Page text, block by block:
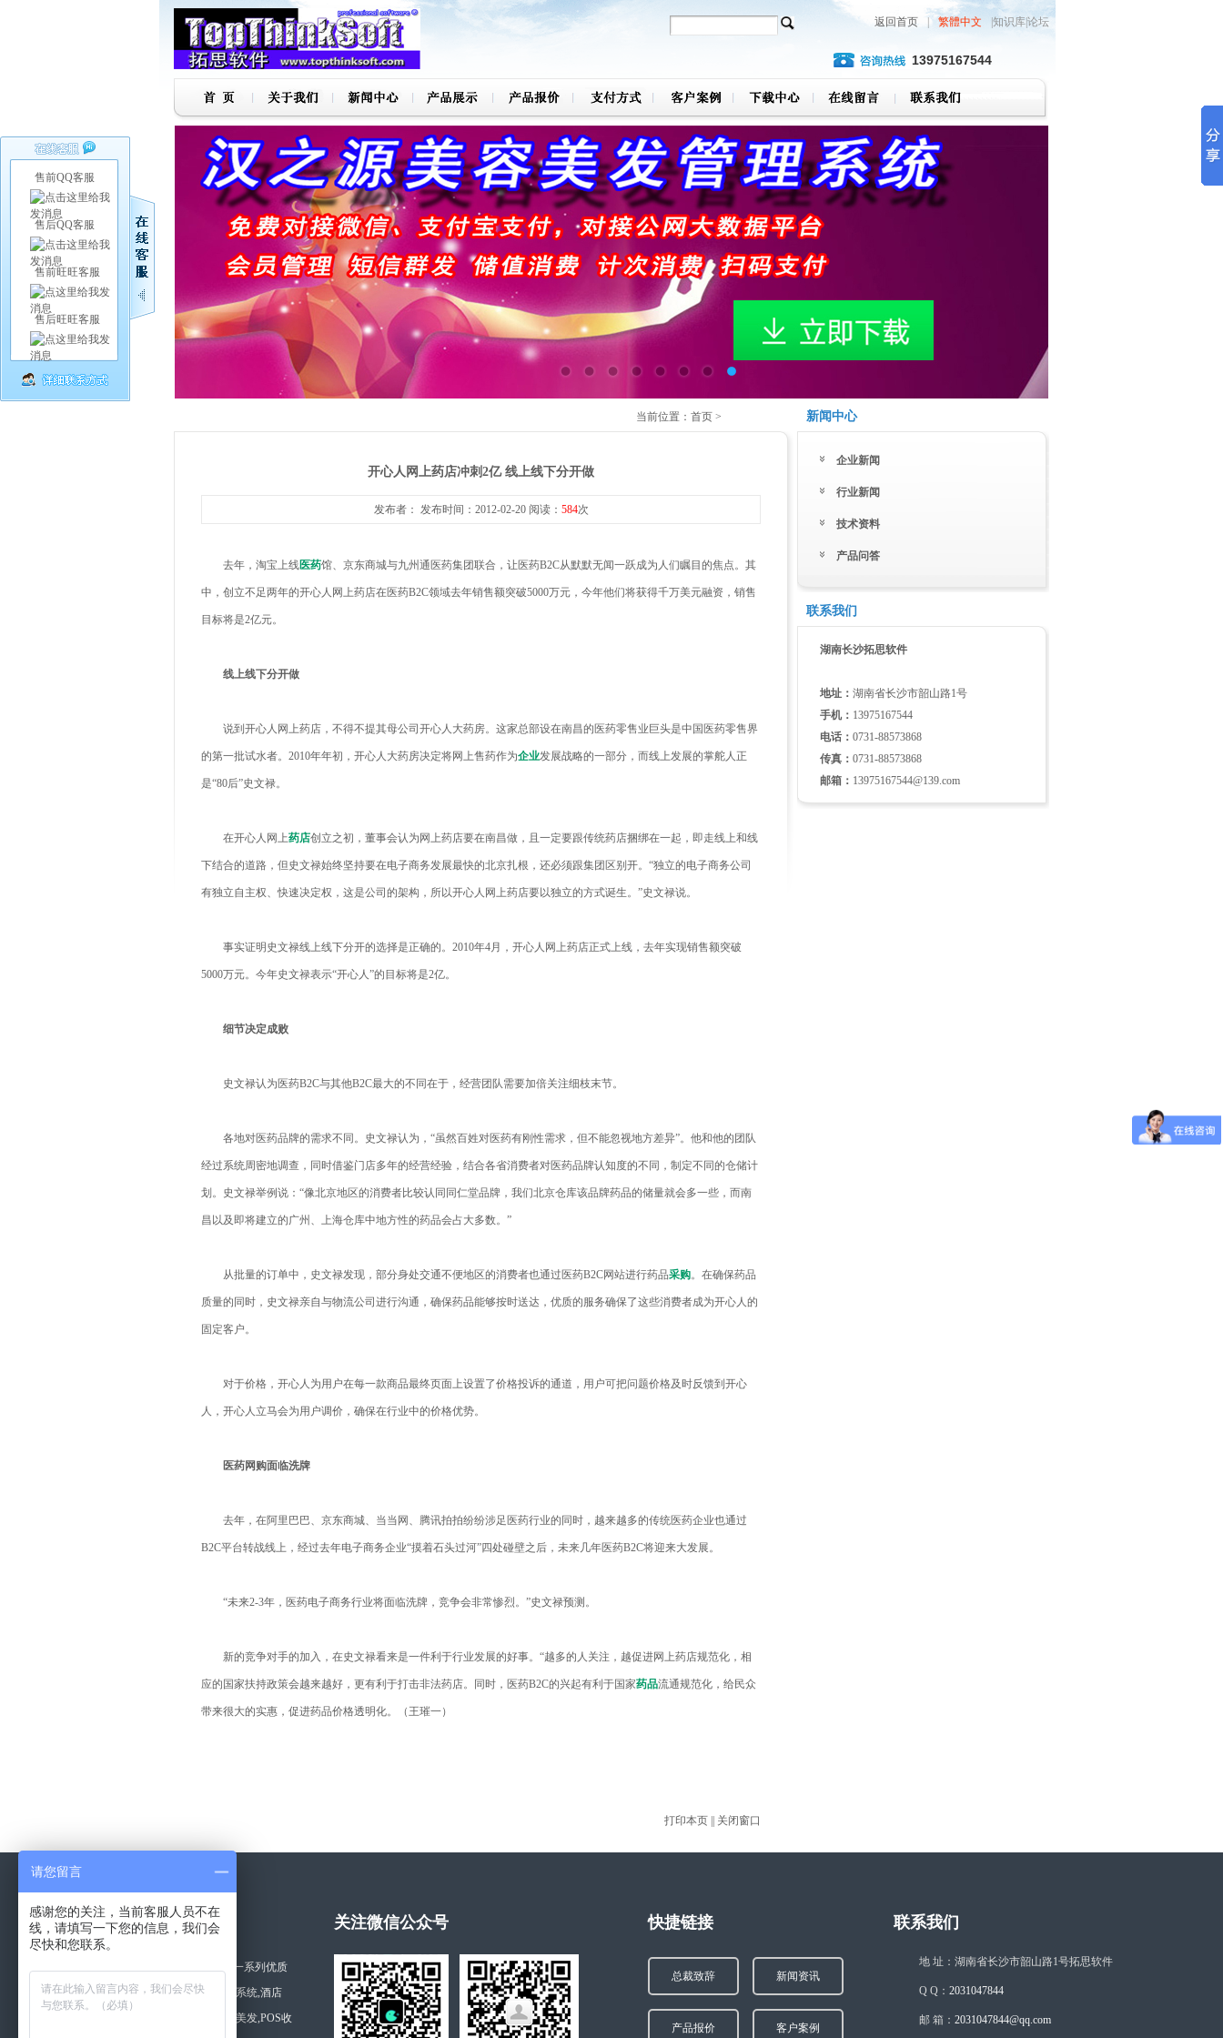
返回首页 繁體中文 |知识库|论坛
13975167544
当前位置：首页 >
开心人网上药店冲刺2亿 线上线下分开做
发布者： 发布时间：2012-02-20 阅读： 584次
去年，淘宝上线医药馆、京东商城与九州通医药集团联合，让医药B2C从默默无闻一跃成为人们瞩目的焦点。其
中，创立不足两年的开心人网上药店在医药B2C领域去年销售额突破5000万元，今年他们将获得千万美元融资，销售
目标将是2亿元。
线上线下分开做
说到开心人网上药店，不得不提其母公司开心人大药房。这家总部设在南昌的医药零售业巨头是中国医药零售界
的第一批试水者。2010年年初，开心人大药房决定将网上售药作为企业发展战略的一部分，而线上发展的掌舵人正
是“80后”史文禄。
在开心人网上药店创立之初，董事会认为网上药店要在南昌做，且一定要跟传统药店捆绑在一起，即走线上和线
下结合的道路，但史文禄始终坚持要在电子商务发展最快的北京扎根，还必须跟集团区别开。“独立的电子商务公司
有独立自主权、快速决定权，这是公司的架构，所以开心人网上药店要以独立的方式诞生。”史文禄说。
事实证明史文禄线上线下分开的选择是正确的。2010年4月，开心人网上药店正式上线，去年实现销售额突破
5000万元。今年史文禄表示“开心人”的目标将是2亿。
细节决定成败
史文禄认为医药B2C与其他B2C最大的不同在于，经营团队需要加倍关注细枝末节。
各地对医药品牌的需求不同。史文禄认为，“虽然百姓对医药有刚性需求，但不能忽视地方差异”。他和他的团队
经过系统周密地调查，同时借鉴门店多年的经营经验，结合各省消费者对医药品牌认知度的不同，制定不同的仓储计
划。史文禄举例说：“像北京地区的消费者比较认同同仁堂品牌，我们北京仓库该品牌药品的储量就会多一些，而南
昌以及即将建立的广州、上海仓库中地方性的药品会占大多数。”
从批量的订单中，史文禄发现，部分身处交通不便地区的消费者也通过医药B2C网站进行药品采购。在确保药品
质量的同时，史文禄亲自与物流公司进行沟通，确保药品能够按时送达，优质的服务确保了这些消费者成为开心人的
固定客户。
对于价格，开心人为用户在每一款商品最终页面上设置了价格投诉的通道，用户可把问题价格及时反馈到开心
人，开心人立马会为用户调价，确保在行业中的价格优势。
医药网购面临洗牌
去年，在阿里巴巴、京东商城、当当网、腾讯拍拍纷纷涉足医药行业的同时，越来越多的传统医药企业也通过
B2C平台转战线上，经过去年电子商务企业“摸着石头过河”四处碰壁之后，未来几年医药B2C将迎来大发展。
“未来2-3年，医药电子商务行业将面临洗牌，竞争会非常惨烈。”史文禄预测。
新的竞争对手的加入，在史文禄看来是一件利于行业发展的好事。“越多的人关注，越促进网上药店规范化，相
应的国家扶持政策会越来越好，更有利于打击非法药店。同时，医药B2C的兴起有利于国家药品流通规范化，给民众
带来很大的实惠，促进药品价格透明化。（王璀一）
打印本页 关闭窗口
新闻中心
企业新闻
行业新闻
技术资料
产品问答
联系我们
湖南长沙拓思软件
地址： 湖南省长沙市韶山路1号
手机： 13975167544
电话： 0731-88573868
传真： 0731-88573868
邮箱： 13975167544@139.com
关于拓思软件
湖南长沙拓思软件公司开发一系列优质
的软件产品,如利康药店管理系统,酒店
管,美容,商品,桑拿,医院,美容美发,POS收
关注微信公众号 快捷链接
总裁致辞 新闻资讯
产品报价 客户案例
联系我们
地 址：湖南省长沙市韶山路1号拓思软件
Q Q： 2031047844
邮 箱： 2031047844@qq.com
售前QQ客服
售后QQ客服
售前旺旺客服
售后旺旺客服
请您留言
感谢您的关注，当前客服人员不在
线，请填写一下您的信息，我们会
尽快和您联系。